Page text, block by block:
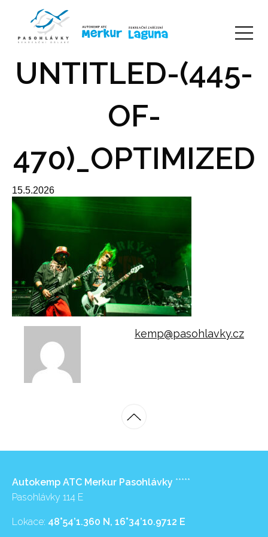
UNTITLED-(445-
OF-
470)_OPTIMIZED
15.5.2026
kemp@pasohlavky.cz
Autokemp ATC Merkur Pasohlávky *****
Pasohlávky 114 E
Lokace: 48°54’1.360 N, 16°34’10.9712 E